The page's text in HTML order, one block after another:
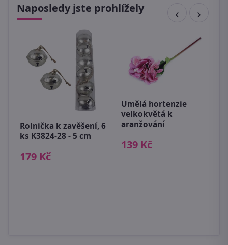
Naposledy jste prohlížely
Rolnička k zavěšení, 6
ks K3824-28 - 5 cm
179 Kč
Umělá hortenzie
velkokvětá k
aranžování
139 Kč